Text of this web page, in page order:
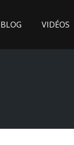
BLOG VIDÉOS